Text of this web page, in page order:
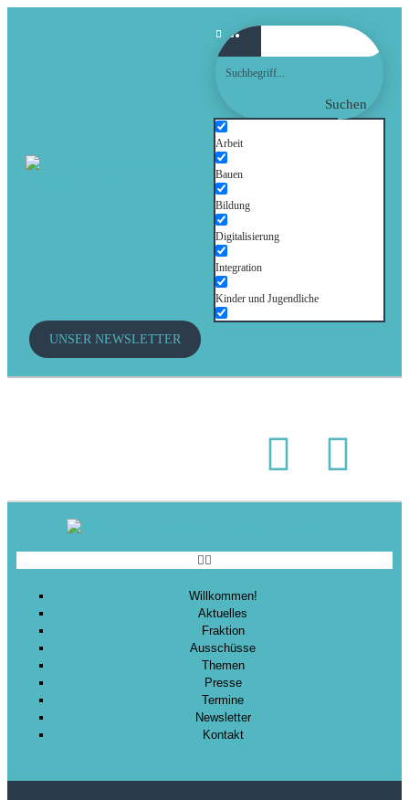
Suchen
Arbeit
Bauen
Bildung
Digitalisierung
Integration
Kinder und Jugendliche
UNSER NEWSLETTER
Willkommen!
Aktuelles
Fraktion
Ausschüsse
Themen
Presse
Termine
Newsletter
Kontakt